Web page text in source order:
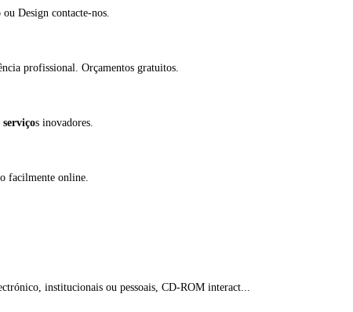
Design contacte-nos.
profissional. Orçamentos gratuitos.
serviços inovadores.
facilmente online.
institucionais ou pessoais, CD-ROM interact...